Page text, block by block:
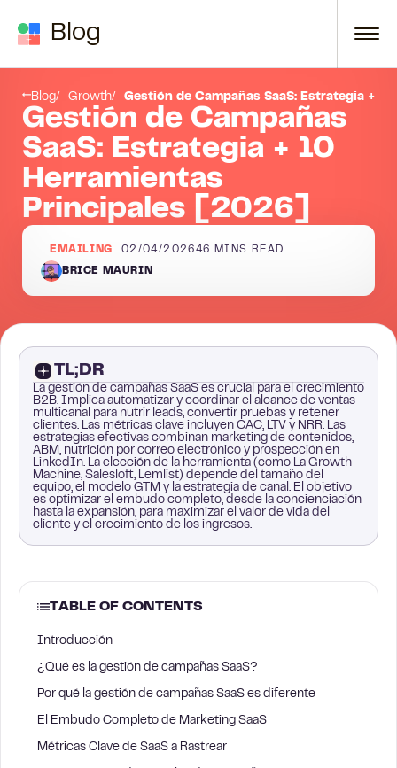
Blog
Blog Growth Gestión de Campañas SaaS: Estrategia +
Gestión de Campañas
SaaS: Estrategia + 10
Herramientas
Principales [2026]
EMAILING 02/04/2026 46 MINS READ
BRICE MAURIN
TL;DR
La gestión de campañas SaaS es crucial para el crecimiento
B2B. Implica automatizar y coordinar el alcance de ventas
multicanal para nutrir leads, convertir pruebas y retener
clientes. Las métricas clave incluyen CAC, LTV y NRR. Las
estrategias efectivas combinan marketing de contenidos,
ABM, nutrición por correo electrónico y prospección en
LinkedIn. La elección de la herramienta (como La Growth
Machine, Salesloft, Lemlist) depende del tamaño del
equipo, el modelo GTM y la estrategia de canal. El objetivo
es optimizar el embudo completo, desde la concienciación
hasta la expansión, para maximizar el valor de vida del
cliente y el crecimiento de los ingresos.
TABLE OF CONTENTS
Introducción
¿Qué es la gestión de campañas SaaS?
Por qué la gestión de campañas SaaS es diferente
El Embudo Completo de Marketing SaaS
Métricas Clave de SaaS a Rastrear